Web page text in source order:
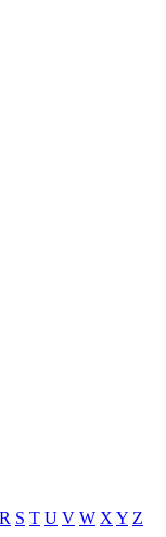
R S T U V W X Y Z